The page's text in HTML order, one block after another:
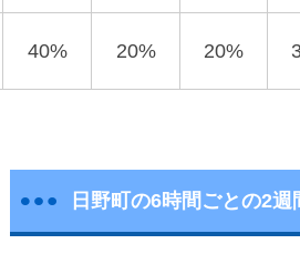
40% 20% 20%
日野町の6時間ごとの2週